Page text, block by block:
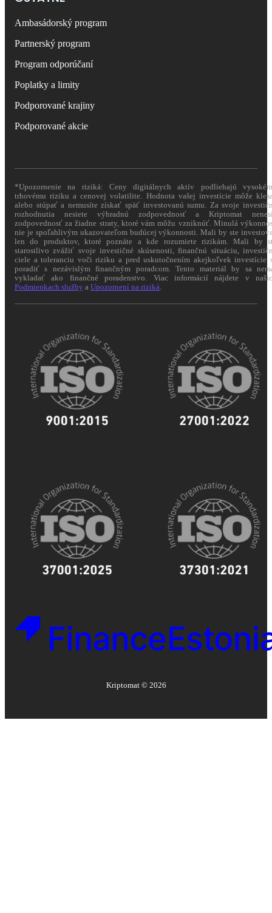
Ambasádorský program
Partnerský program
Program odporúčaní
Poplatky a limity
Podporované krajiny
Podporované akcie
*Upozornenie na riziká: Ceny digitálnych aktív podliehajú
trhovému riziku a cenovej volatilite. Hodnota vašej investície môže
alebo stúpať a nemusíte získať späť investovanú sumu. Za svoje
rozhodnutia nesiete výhradnú zodpovednosť a Kriptomat
zodpovednosť za žiadne straty, ktoré vám môžu vzniknúť. Minulá
nie je spoľahlivým ukazovateľom budúcej výkonnosti. Mali by ste
len do produktov, ktoré poznáte a kde rozumiete rizikám. Mali by
starostlivo zvážiť svoje investičné skúsenosti, finančnú situáciu,
ciele a toleranciu voči riziku a pred uskutočnením akejkoľvek investície
poradiť s nezávislým finančným poradcom. Tento materiál by sa
vykladať ako finančné poradenstvo. Viac informácií nájdete v
Podmienkach služby a Upozornení na riziká
Kriptomat © 2026